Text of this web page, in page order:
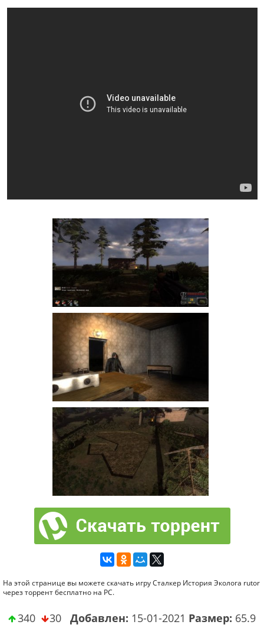
На этой странице вы можете скачать игру Сталкер История Эколога rutor
через торрент бесплатно на PC.
340 30 Добавлен: 15-01-2021 Размер: 65.9